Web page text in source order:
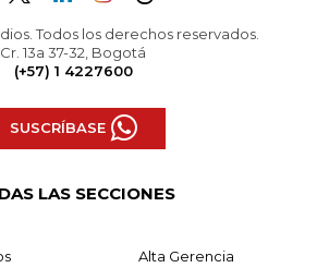
Todos los derechos reservados.
Cr. 13a 37-32, Bogotá
(+57) 1 4227600
SUSCRÍBASE
LAS SECCIONES
Alta Gerencia